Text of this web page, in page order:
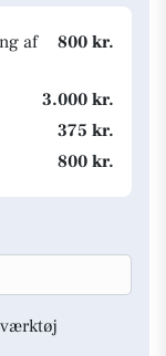
af
800 kr.
3.000 kr.
375 kr.
800 kr.
værktøj